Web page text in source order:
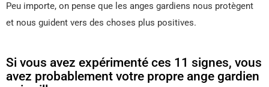
Peu importe, on pense que les anges gardiens nous protègent
et nous guident vers des choses plus positives.
Si vous avez expérimenté ces 11 signes, vous
avez probablement votre propre ange gardien